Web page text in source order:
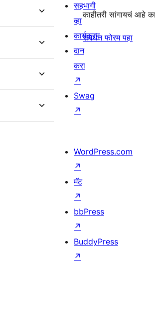
काहीतरी सांगायचं आहे
समर्थन फोरम पहा
सहभागी
व्हा
कार्यक्रम
दान
करा
↗
Swag
↗
WordPress.com
↗
मॅट
↗
bbPress
↗
BuddyPress
↗